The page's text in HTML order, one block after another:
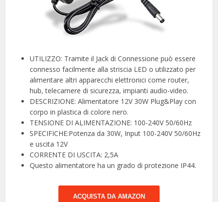
UTILIZZO: Tramite il Jack di Connessione può essere
connesso facilmente alla striscia LED o utilizzato per
alimentare altri apparecchi elettronici come router,
hub, telecamere di sicurezza, impianti audio-video.
DESCRIZIONE: Alimentatore 12V 30W Plug&Play con
corpo in plastica di colore nero.
TENSIONE DI ALIMENTAZIONE: 100-240V 50/60Hz
SPECIFICHE:Potenza da 30W, Input 100-240V 50/60Hz
e uscita 12V
CORRENTE DI USCITA: 2,5A
Questo alimentatore ha un grado di protezione IP44.
ACQUISTA DA AMAZON